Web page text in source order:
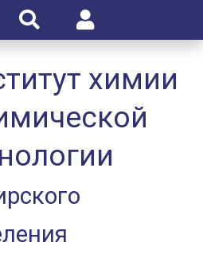
химии